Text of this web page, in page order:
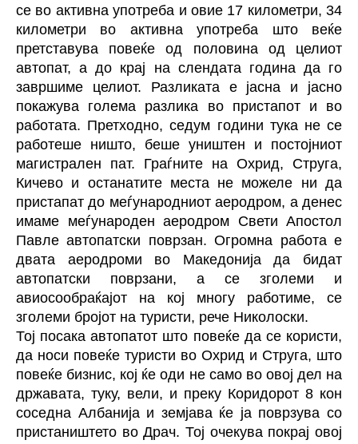
се во активна употреба и овие 17 километри, 34
километри во активна употреба што веќе
претставува повеќе од половина од целиот
автопат, а до крај на слендата година да го
завршиме целиот. Разликата е јасна и јасно
покажува голема разлика во пристапот и во
работата. Претходно, седум години тука не се
работеше ништо, беше уништен и постојниот
магистрален пат. Граѓните на Охрид, Струга,
Кичево и останатите места не можеле ни да
пристапат до меѓународниот аеродром, а денес
имаме меѓународен аеродром Свети Апостол
Павле автопатски поврзан. Огромна работа е
двата аеродроми во Македонија да бидат
автопатски поврзани, а се зголеми и
авиосообраќајот на кој многу работиме, се
зголеми бројот на туристи, рече Николоски.
Тој посака автопатот што повеќе да се користи,
да носи повеќе туристи во Охрид и Струга, што
повеќе бизнис, кој ќе оди не само во овој дел на
државата, туку, вели, и преку Коридорот 8 кон
соседна Албанија и земјава ќе ја поврзува со
пристаништето во Драч. Тој очекува покрај овој